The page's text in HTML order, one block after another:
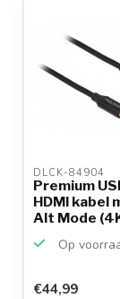
DLCK-84904
Premium
HDMI kabel
Alt Mode
Op
€44,99